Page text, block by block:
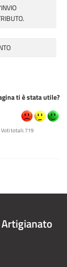
ti è stata utile?
Voti totali: 719